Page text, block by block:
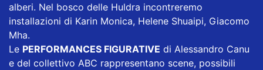
alberi. Nel bosco delle Huldra incontreremo
installazioni di Karin Monica, Helene Shuaipi, Giacomo
Mha.
Le PERFORMANCES FIGURATIVE di Alessandro Canu
e del collettivo ABC rappresentano scene, possibili